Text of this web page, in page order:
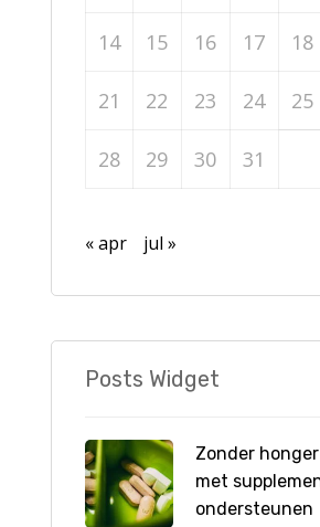
14 15 16 17 18
21 22 23 24 25
28 29 30 31
« apr jul »
Posts Widget
Zonder
met
ondersteunen